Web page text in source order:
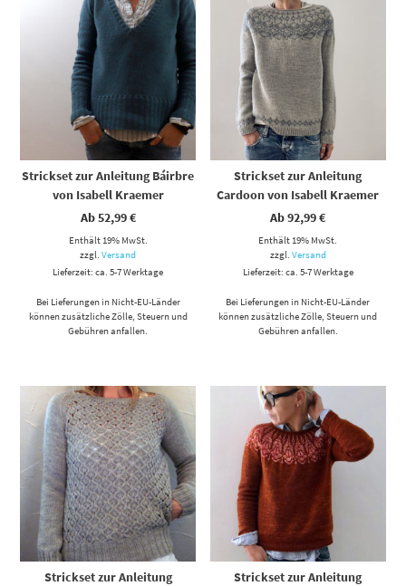
Strickset zur Anleitung Báirbre
von Isabell Kraemer
Ab52,99€
Enthält 19% MwSt.
zzgl.Versand
Lieferzeit: ca. 5-7 Werktage
Bei Lieferungen in Nicht-EU-Länder
können zusätzliche Zölle, Steuern und
Gebühren anfallen.
Strickset zur Anleitung
Cardoon von Isabell Kraemer
Ab92,99€
Enthält 19% MwSt.
zzgl. Versand
Lieferzeit: ca. 5-7 Werktage
Bei Lieferungen in Nicht-EU-Länder
können zusätzliche Zölle, Steuern und
Gebühren anfallen.
Dieses Produkt weist mehrere Varianten auf. Die Optionen können auf der Produktseite gewählt werden
Strickset zur Anleitung
Dieses Produkt weist mehrere Varianten auf. Die Optionen können auf der Produktseite gewählt werden
Strickset zur Anleitung